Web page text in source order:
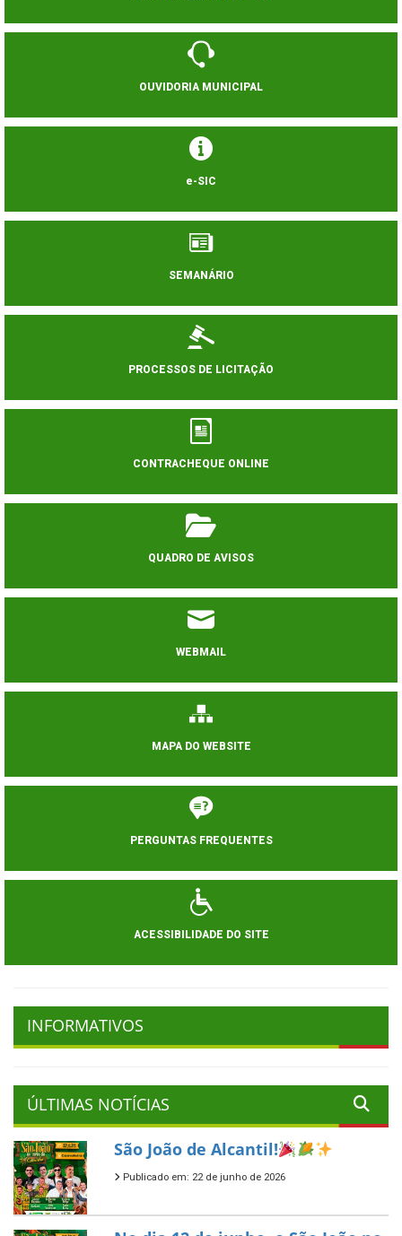
OUVIDORIA MUNICIPAL
e-SIC
SEMANÁRIO
PROCESSOS DE LICITAÇÃO
CONTRACHEQUE ONLINE
QUADRO DE AVISOS
WEBMAIL
MAPA DO WEBSITE
PERGUNTAS FREQUENTES
ACESSIBILIDADE DO SITE
INFORMATIVOS
ÚLTIMAS NOTÍCIAS
São João de Alcantil!
Publicado em: 22 de junho de 2026